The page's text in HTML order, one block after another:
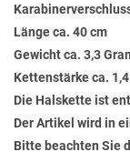
Länge ca. 40 cm
Gewicht ca. 3,3
Kettenstärke ca.
Die Halskette ist
Der Artikel wird in
Bitte beachten Sie